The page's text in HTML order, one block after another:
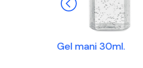
Gel mani 30ml.